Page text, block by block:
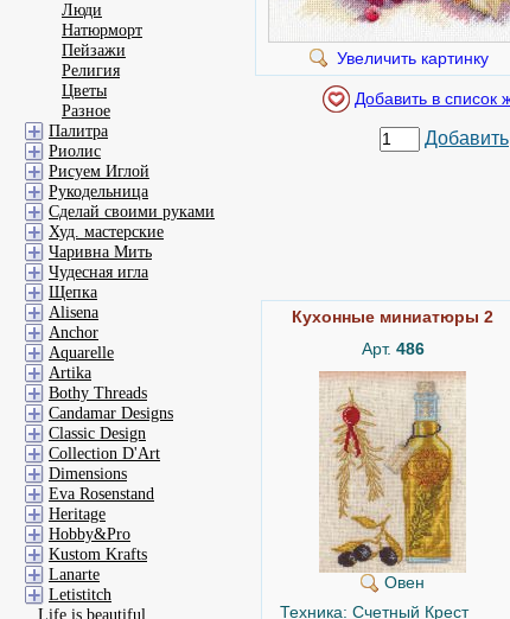
Увеличить картинку
Добавить
Кухонные миниатюры 2
Арт. 486
Овен
Техника: Счетный Крест
Люди
Натюрморт
Пейзажи
Религия
Цветы
Разное
Палитра
Риолис
Рисуем Иглой
Рукодельница
Сделай своими руками
Худ. мастерские
Чаривна Мить
Чудесная игла
Щепка
Alisena
Anchor
Aquarelle
Artika
Bothy Threads
Candamar Designs
Classic Design
Collection D'Art
Dimensions
Eva Rosenstand
Heritage
Hobby&Pro
Kustom Krafts
Lanarte
Letistitch
Life is beautiful